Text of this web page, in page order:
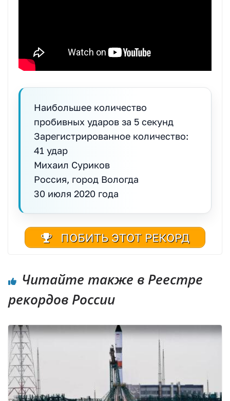
Наибольшее количество
пробивных ударов за 5 секунд
Зарегистрированное количество:
41 удар
Михаил Суриков
Россия, город Вологда
30 июля 2020 года
ПОБИТЬ ЭТОТ РЕКОРД
Читайте также в Реестре
рекордов России